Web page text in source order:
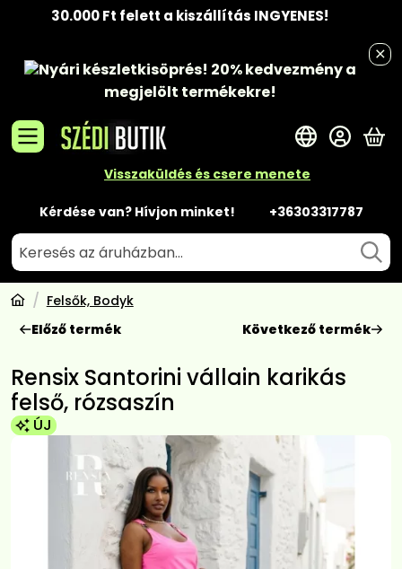
30.000 Ft felett a kiszállítás INGYENES!
Nyári készletkisöprés! 20% kedvezménya
megjelölt termékekre!
Visszaküldés és csere menete
Kérdése van? Hívjon minket! +36303317787
A
Felsők, Bodyk
Előző termék
Következő termék
Rensix Santorini vállain karikás
felső, rózsaszín
ÚJ